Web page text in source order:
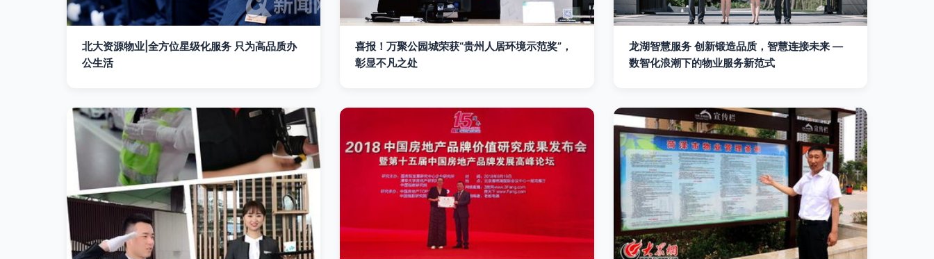
北大资源物业|全方位星级化服务 只为高品质办
公生活
喜报！万聚公园城荣获“贵州人居环境示范奖”，
彰显不凡之处
龙湖智慧服务 创新锻造品质，智慧连接未来 —
数智化浪潮下的物业服务新范式